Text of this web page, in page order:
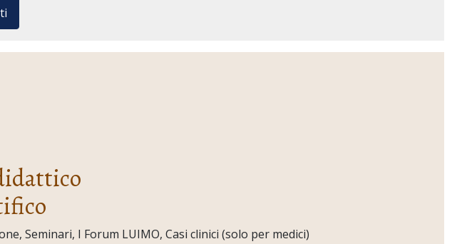
Seminari, I Forum LUIMO, Casi clinici (solo per medici)